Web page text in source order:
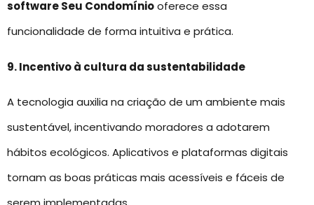
software Seu Condomíniooferece essa
funcionalidade de forma intuitiva e prática.
9. Incentivo à cultura da sustentabilidade
A tecnologia auxilia na criação de um ambiente mais
sustentável, incentivando moradores a adotarem
hábitos ecológicos. Aplicativos e plataformas digitais
tornam as boas práticas mais acessíveis e fáceis de